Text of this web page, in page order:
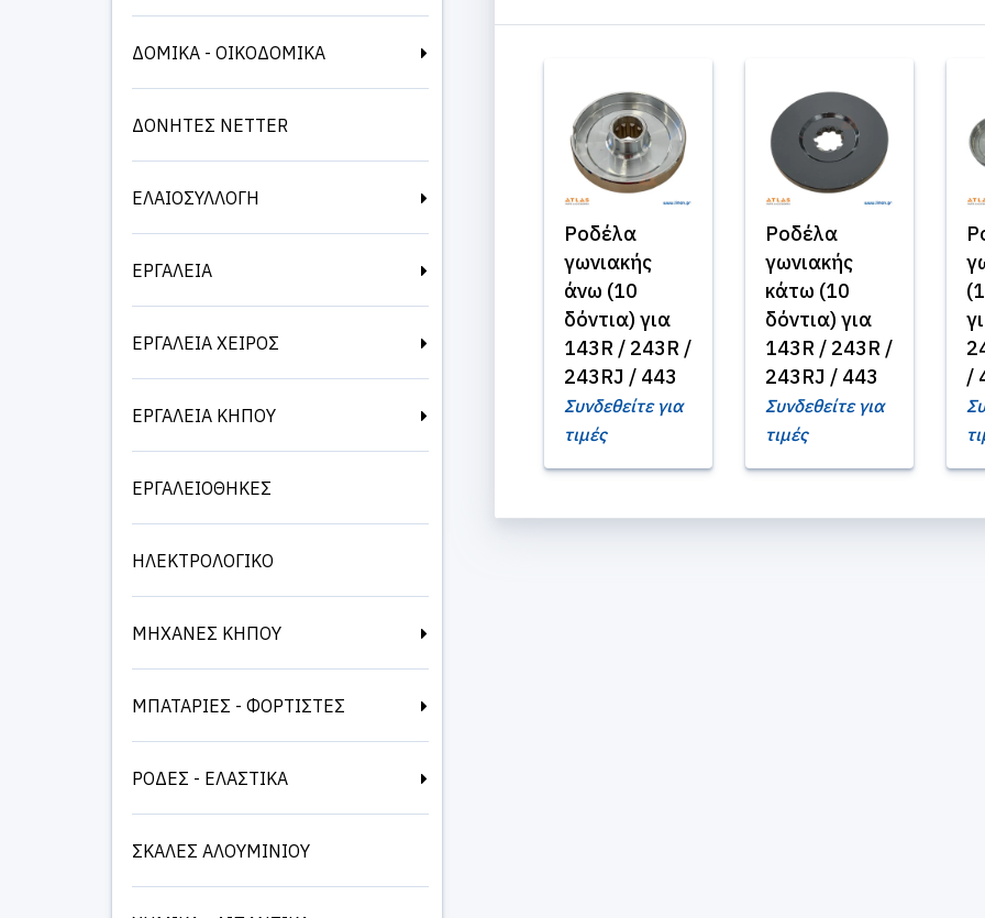
ΔΟΜΙΚΑ - ΟΙΚΟΔΟΜΙΚΑ
ΔΟΝΗΤΕΣ NETTER
ΕΛΑΙΟΣΥΛΛΟΓΗ
ΕΡΓΑΛΕΙΑ
ΕΡΓΑΛΕΙΑ ΧΕΙΡΟΣ
ΕΡΓΑΛΕΙΑ ΚΗΠΟΥ
ΕΡΓΑΛΕΙΟΘΗΚΕΣ
ΗΛΕΚΤΡΟΛΟΓΙΚΟ
ΜΗΧΑΝΕΣ ΚΗΠΟΥ
ΜΠΑΤΑΡΙΕΣ - ΦΟΡΤΙΣΤΕΣ
ΡΟΔΕΣ - ΕΛΑΣΤΙΚΑ
ΣΚΑΛΕΣ ΑΛΟΥΜΙΝΙΟΥ
Ροδέλα
γωνιακής
άνω (10
δόντια) για
143R / 243R /
243RJ / 443
Συνδεθείτε για
τιμές
Ροδέλα
γωνιακής
κάτω (10
δόντια) για
143R / 243R /
243RJ / 443
Συνδεθείτε για
τιμές
/